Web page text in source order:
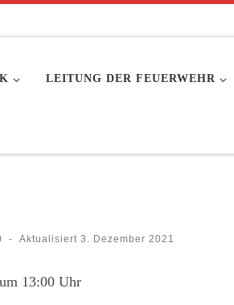
LEITUNG DER FEUERWEHR
- Aktualisiert 3. Dezember 2021
13:00 Uhr